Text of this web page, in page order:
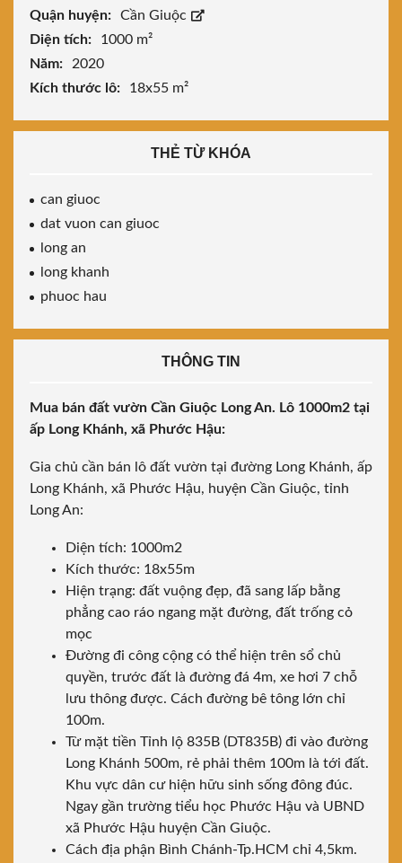
Quận huyện:
Cần Giuộc
Diện tích:
1000 m²
Năm:
2020
Kích thước lô:
18x55 m²
THẺ TỪ KHÓA
can giuoc
dat vuon can giuoc
long an
long khanh
phuoc hau
THÔNG TIN
Mua bán đất vườn Cần Giuộc Long An. Lô 1000m2 tại
ấp Long Khánh, xã Phước Hậu:
Gia chủ cần bán lô đất vườn tại đường Long Khánh, ấp
Long Khánh, xã Phước Hậu, huyện Cần Giuộc, tỉnh
Long An:
Diện tích: 1000m2
Kích thước: 18x55m
Hiện trạng: đất vuộng đẹp, đã sang lấp bằng
phẳng cao ráo ngang mặt đường, đất trống cỏ
mọc
Đường đi công cộng có thể hiện trên sổ chủ
quyền, trước đất là đường đá 4m, xe hơi 7 chỗ
lưu thông được. Cách đường bê tông lớn chỉ
100m.
Từ mặt tiền Tỉnh lộ 835B (DT835B) đi vào đường
Long Khánh 500m, rẻ phải thêm 100m là tới đất.
Khu vực dân cư hiện hữu sinh sống đông đúc.
Ngay gần trường tiểu học Phước Hậu và UBND
xã Phước Hậu huyện Cần Giuộc.
Cách địa phận Bình Chánh-Tp.HCM chỉ 4,5km.